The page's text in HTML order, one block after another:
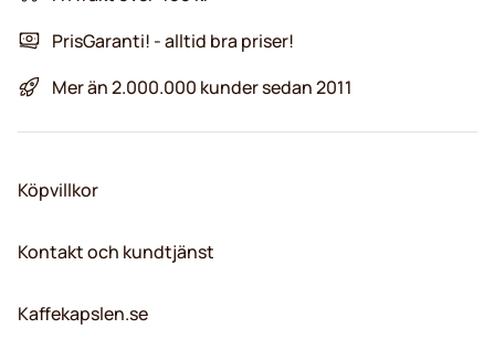
PrisGaranti! - alltid bra priser!
Mer än 2.000.000 kunder sedan 2011
Köpvillkor
Kontakt och kundtjänst
Kaffekapslen.se